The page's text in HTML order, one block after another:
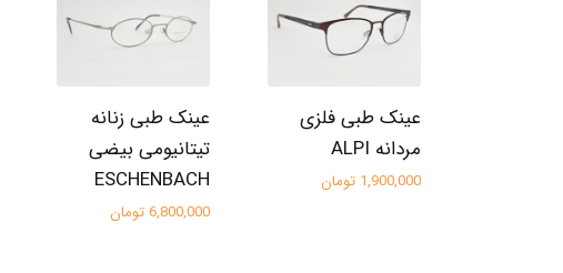
عینک طبی فلزی
مردانه ALPI
1,900,000 تومان
عینک طبی زنانه
تیتانیومی بیضی
ESCHENBACH
6,800,000 تومان